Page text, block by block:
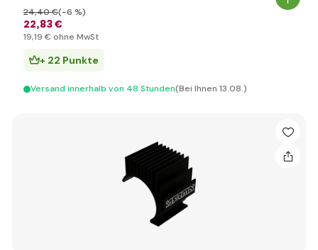
22,83 €
24,40 €(-6 %)
19,19 € ohne MwSt
+ 22 Punkte
Versand innerhalb von 48 Stunden(Bei Ihnen 13.08.)